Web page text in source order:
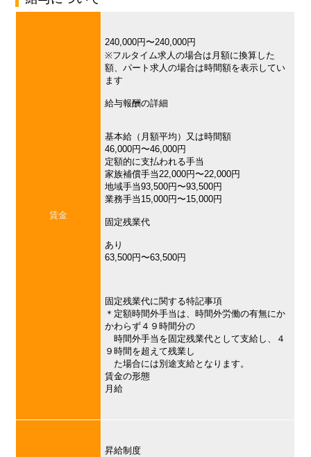
賃金
240,000円〜240,000円
※フルタイム求人の場合は月額に換算した
額、パート求人の場合は時間額を表示してい
ます
給与報酬の詳細
基本給（月額平均）又は時間額
46,000円〜46,000円
定額的に支払われる手当
家族補償手当22,000円〜22,000円
地域手当93,500円〜93,500円
業務手当15,000円〜15,000円
固定残業代
あり
63,500円〜63,500円
固定残業代に関する特記事項
＊定額時間外手当は、時間外労働の有無にか
かわらず４９時間分の
時間外手当を固定残業代として支給し、４
９時間を超えて残業し
た場合には別途支給となります。
賃金の形態
月給
昇給制度